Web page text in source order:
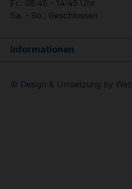
Fr.: 08:45 - 14:45 Uhr
Sa. - So.: Geschlossen
Informationen
© Design & Umsetzung by